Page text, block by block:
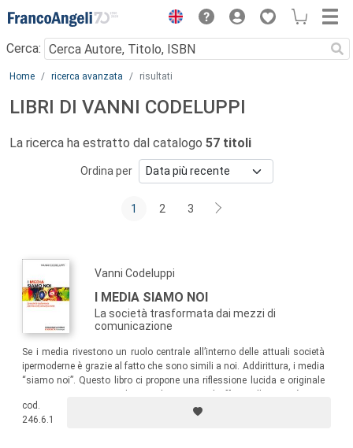
Menu
Cerca:
Main content
Home ricerca avanzata risultati
LIBRI DI VANNI CODELUPPI
La ricerca ha estratto dal catalogo 57 titoli
Ordina per
1 2 3
Vanni Codeluppi
I MEDIA SIAMO NOI
La società trasformata dai mezzi di
comunicazione
Se i media rivestono un ruolo centrale all’interno delle attuali società
ipermoderne è grazie al fatto che sono simili a noi. Addirittura, i media
“siamo noi”. Questo libro ci propone una riflessione lucida e originale
cod.
246.6.1